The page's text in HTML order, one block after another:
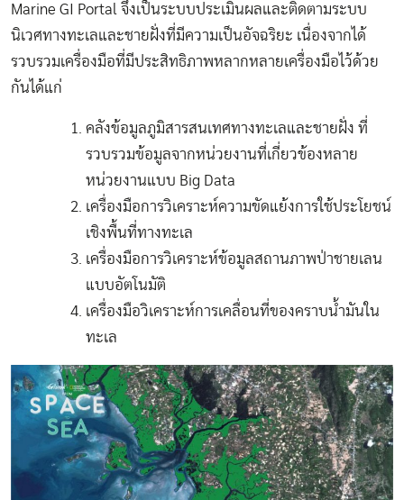
Marine GI Portal จึงเป็นระบบประเมินผลและติดตามระบบ
นิเวศทางทะเลและชายฝั่งที่มีความเป็นอัจฉริยะ เนื่องจากได้
รวบรวมเครื่องมือที่มีประสิทธิภาพหลากหลายเครื่องมือไว้ด้วย
กันได้แก่
คลังข้อมูลภูมิสารสนเทศทางทะเลและชายฝั่ง ที่
รวบรวมข้อมูลจากหน่วยงานที่เกี่ยวข้องหลาย
หน่วยงานแบบ Big Data
เครื่องมือการวิเคราะห์ความขัดแย้งการใช้ประโยชน์
เชิงพื้นที่ทางทะเล
เครื่องมือการวิเคราะห์ข้อมูลสถานภาพป่าชายเลน
แบบอัตโนมัติ
เครื่องมือวิเคราะห์การเคลื่อนที่ของคราบน้ำมันใน
ทะเล